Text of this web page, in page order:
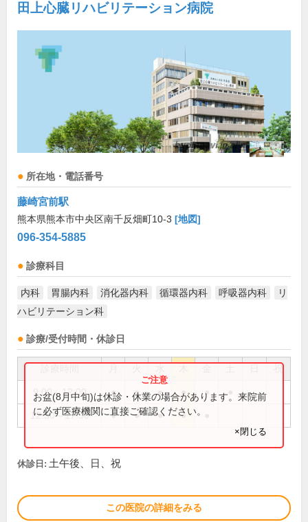
田上心臓リハビリテーション病院
所在地・電話番号
藤崎宮前駅
熊本県熊本市中央区南千反畑町10-3 [地図]
096-354-5885
診療科目
内科 胃腸内科 消化器内科 循環器内科 呼吸器内科
リ
ハビリテーション科
診療/受付時間・休診日
祝
9:00～12:00 ● ● ● ● ●
12:30～17:30 ● ● ● ●
お盆(8月中旬)は休診・休業の場合があります。来院前
に必ず医療機関に直接ご確認ください。
×閉じる
休診日: 土午後、日、祝
この医院の詳細をみる